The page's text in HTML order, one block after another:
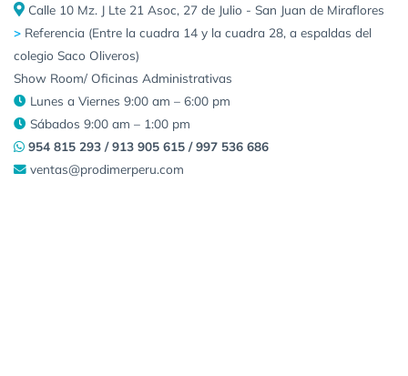
Calle 10 Mz. J Lte 21 Asoc, 27 de Julio - San Juan de Miraflores
> Referencia (Entre la cuadra 14 y la cuadra 28, a espaldas del
colegio Saco Oliveros)
Show Room/ Oficinas Administrativas
Lunes a Viernes 9:00 am – 6:00 pm
Sábados 9:00 am – 1:00 pm
954 815 293 / 913 905 615 / 997 536 686
ventas@prodimerperu.com